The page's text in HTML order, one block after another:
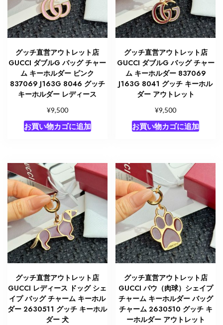
グッチ直営アウトレット店
GUCCI ダブルG バッグ チャー
ム キーホルダー ピンク
837069 J163G 8046 グッチ
キーホルダー レディース
¥9,500
お買い物カゴに追加
グッチ直営アウトレット店
GUCCI ダブルG バッグ チャー
ム キーホルダー 837069
J163G 8041 グッチ キーホル
ダー アウトレット
¥9,500
お買い物カゴに追加
グッチ直営アウトレット店
GUCCI レディース ドッグ シェ
イプ バッグ チャーム キーホル
ダー 2630511 グッチ キーホル
ダー 犬
グッチ直営アウトレット店
GUCCI パウ（肉球）シェイプ
チャーム キーホルダー バッグ
チャーム 2630510 グッチ キ
ーホルダー アウトレット